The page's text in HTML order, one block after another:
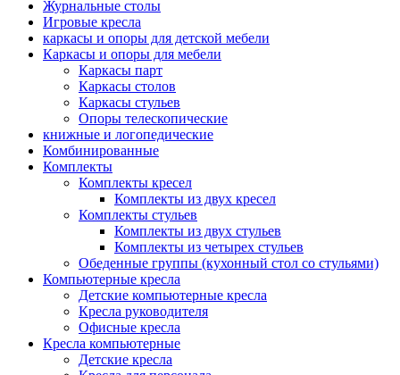
Журнальные столы
Игровые кресла
каркасы и опоры для детской мебели
Каркасы и опоры для мебели
Каркасы парт
Каркасы столов
Каркасы стульев
Опоры телескопические
книжные и логопедические
Комбинированные
Комплекты
Комплекты кресел
Комплекты из двух кресел
Комплекты стульев
Комплекты из двух стульев
Комплекты из четырех стульев
Обеденные группы (кухонный стол со стульями)
Компьютерные кресла
Детские компьютерные кресла
Кресла руководителя
Офисные кресла
Кресла компьютерные
Детские кресла